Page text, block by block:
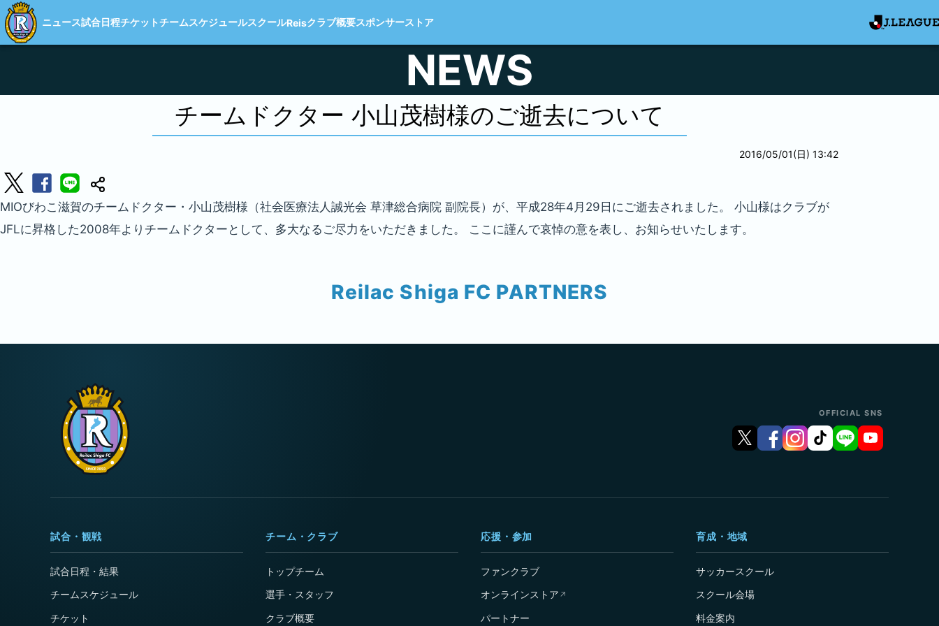
ニュース試合日程チケットチームスケジュールスクールReisクラブ概要スポンサーストア
NEWS
チームドクター 小山茂樹様のご逝去について
2016/05/01(日) 13:42
MIOびわこ滋賀のチームドクター・小山茂樹様（社会医療法人誠光会 草津総合病院 副院長）が、平成28年4月29日にご逝去されました。 小山様はクラブが
JFLに昇格した2008年よりチームドクターとして、多大なるご尽力をいただきました。 ここに謹んで哀悼の意を表し、お知らせいたします。
Reilac Shiga FC PARTNERS
OFFICIAL SNS
試合・観戦
試合日程・結果
チームスケジュール
チケット
チーム・クラブ
トップチーム
選手・スタッフ
クラブ概要
応援・参加
ファンクラブ
オンラインストア ↗
パートナー
育成・地域
サッカースクール
スクール会場
料金案内